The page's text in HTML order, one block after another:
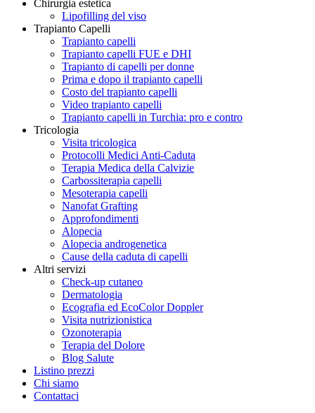
Chirurgia estetica
Lipofilling del viso
Trapianto Capelli
Trapianto capelli
Trapianto capelli FUE e DHI
Trapianto di capelli per donne
Prima e dopo il trapianto capelli
Costo del trapianto capelli
Video trapianto capelli
Trapianto capelli in Turchia: pro e contro
Tricologia
Visita tricologica
Protocolli Medici Anti-Caduta
Terapia Medica della Calvizie
Carbossiterapia capelli
Mesoterapia capelli
Nanofat Grafting
Approfondimenti
Alopecia
Alopecia androgenetica
Cause della caduta di capelli
Altri servizi
Check-up cutaneo
Dermatologia
Ecografia ed EcoColor Doppler
Visita nutrizionistica
Ozonoterapia
Terapia del Dolore
Blog Salute
Listino prezzi
Chi siamo
Contattaci